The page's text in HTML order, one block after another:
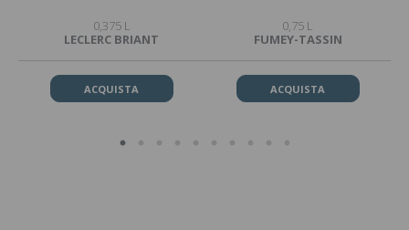
0,375 L
LECLERC BRIANT
ACQUISTA
0,75 L
FUMEY-TASSIN
ACQUISTA